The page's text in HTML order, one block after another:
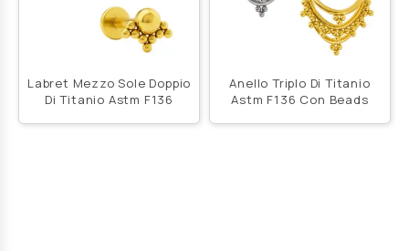
Labret Mezzo Sole Doppio
Di Titanio Astm F136
Anello Triplo Di Titanio
Astm F136 Con Beads